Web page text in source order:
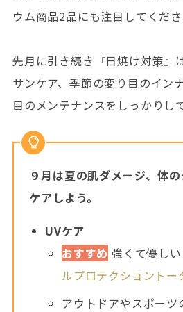
ウム商品2品にも注目してくださ
先月に引き続き『日焼け対策』
サンケア、季節の変り目のイン
目のメンテナンスをしっかりし
９月は夏の肌ダメージ、体
ケアしよう。
UVケア
おすすめ 強くて優し
ルプロテクショントー
アウトドアやスポーツ